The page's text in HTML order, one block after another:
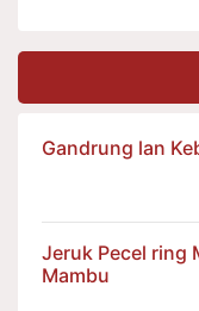
Gandrung lan
Jeruk Pecel ring
Mambu